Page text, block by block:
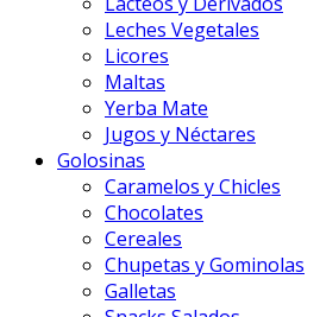
Leches Vegetales
Licores
Maltas
Yerba Mate
Jugos y Néctares
Golosinas
Caramelos y Chicles
Chocolates
Cereales
Chupetas y Gominolas
Galletas